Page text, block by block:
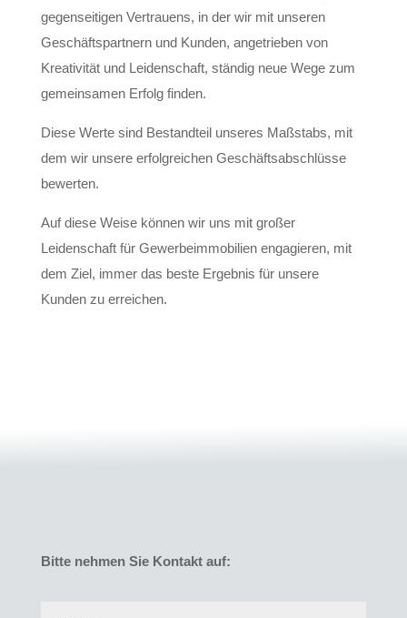
gegenseitigen Vertrauens, in der wir mit unseren
Geschäftspartnern und Kunden, angetrieben von
Kreativität und Leidenschaft, ständig neue Wege zum
gemeinsamen Erfolg finden.
Diese Werte sind Bestandteil unseres Maßstabs, mit
dem wir unsere erfolgreichen Geschäftsabschlüsse
bewerten.
Auf diese Weise können wir uns mit großer
Leidenschaft für Gewerbeimmobilien engagieren, mit
dem Ziel, immer das beste Ergebnis für unsere
Kunden zu erreichen.
Bitte nehmen Sie Kontakt auf: